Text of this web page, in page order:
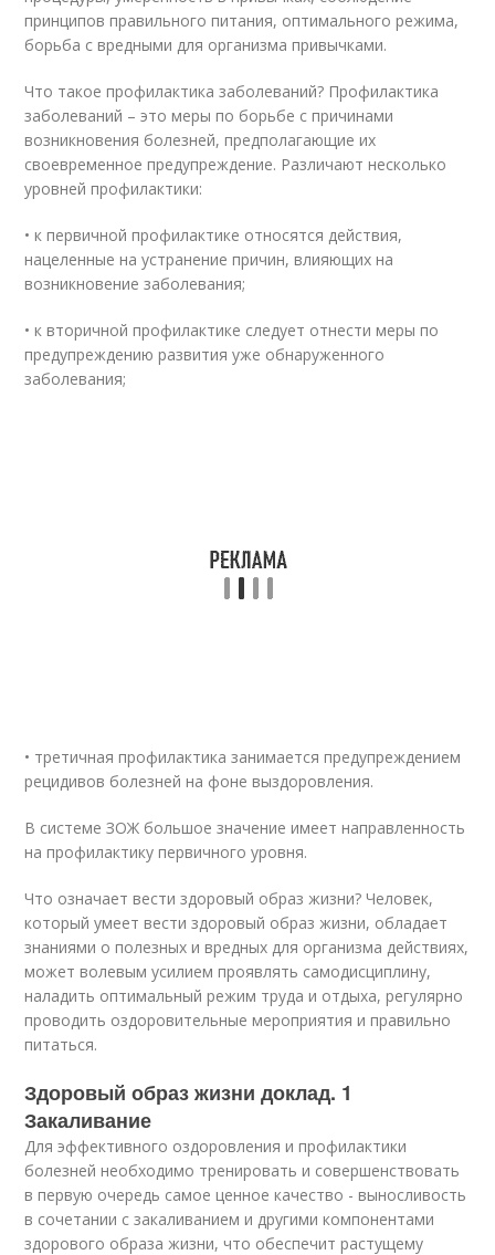
принципов правильного питания, оптимального режима,
борьба с вредными для организма привычками.
Что такое профилактика заболеваний? Профилактика
заболеваний – это меры по борьбе с причинами
возникновения болезней, предполагающие их
своевременное предупреждение. Различают несколько
уровней профилактики:
• к первичной профилактике относятся действия,
нацеленные на устранение причин, влияющих на
возникновение заболевания;
• к вторичной профилактике следует отнести меры по
предупреждению развития уже обнаруженного
заболевания;
• третичная профилактика занимается предупреждением
рецидивов болезней на фоне выздоровления.
В системе ЗОЖ большое значение имеет направленность
на профилактику первичного уровня.
Что означает вести здоровый образ жизни? Человек,
который умеет вести здоровый образ жизни, обладает
знаниями о полезных и вредных для организма действиях,
может волевым усилием проявлять самодисциплину,
наладить оптимальный режим труда и отдыха, регулярно
проводить оздоровительные мероприятия и правильно
питаться.
Здоровый образ жизни доклад. 1
Закаливание
Для эффективного оздоровления и профилактики
болезней необходимо тренировать и совершенствовать
в первую очередь самое ценное качество - выносливость
в сочетании с закаливанием и другими компонентами
здорового образа жизни, что обеспечит растущему